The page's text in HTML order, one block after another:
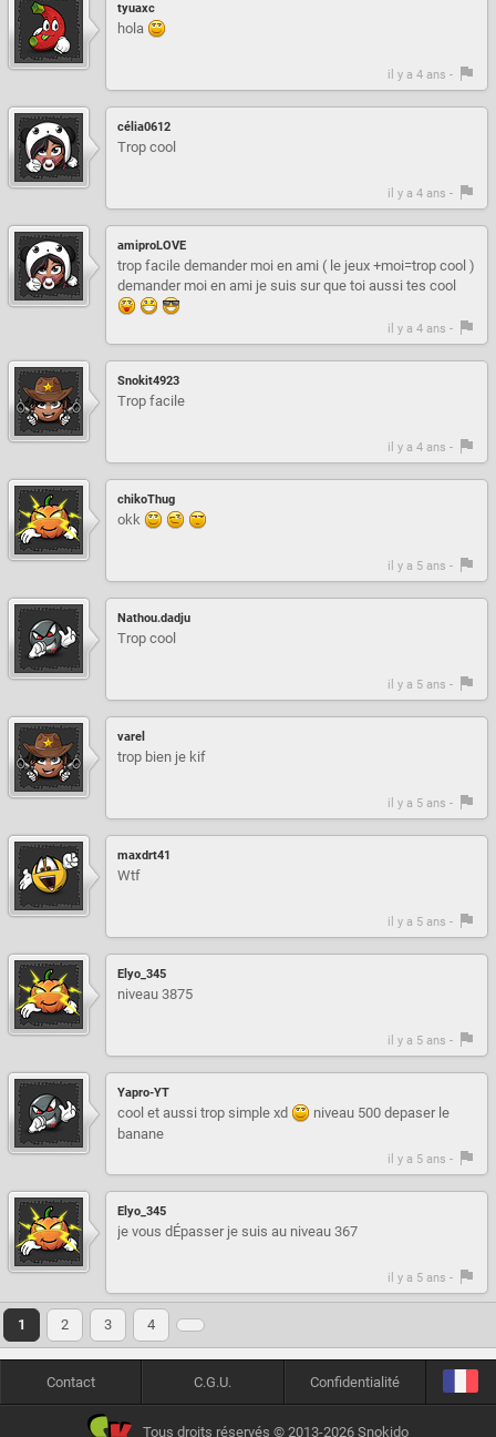
tyuaxc
hola
il y a 4 ans -
célia0612
Trop cool
il y a 4 ans -
amiproLOVE
trop facile demander moi en ami ( le jeux +moi=trop cool )
demander moi en ami je suis sur que toi aussi tes cool
il y a 4 ans -
Snokit4923
Trop facile
il y a 4 ans -
chikoThug
okk
il y a 5 ans -
Nathou.dadju
Trop cool
il y a 5 ans -
varel
trop bien je kif
il y a 5 ans -
maxdrt41
Wtf
il y a 5 ans -
Elyo_345
niveau 3875
il y a 5 ans -
Yapro-YT
cool et aussi trop simple xd
niveau 500 depaser le
banane
il y a 5 ans -
Elyo_345
je vous dÉpasser je suis au niveau 367
il y a 5 ans -
1 2 3 4
Contact C.G.U. Confidentialité
Tous droits réservés © 2013-2026 Snokido